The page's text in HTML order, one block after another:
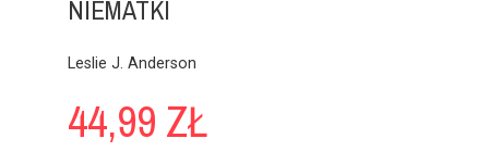
NIEMATKI
Leslie J. Anderson
44,99 ZŁ